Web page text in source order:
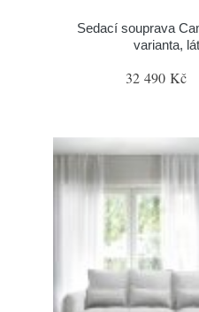
Sedací souprava
varianta,
32 490 Kč